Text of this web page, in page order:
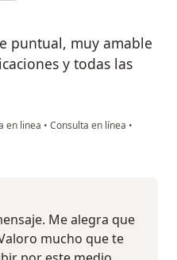
puntual, muy amable
y todas las
en linea • Consulta en línea •
Pérez
Me alegra que
mucho que te